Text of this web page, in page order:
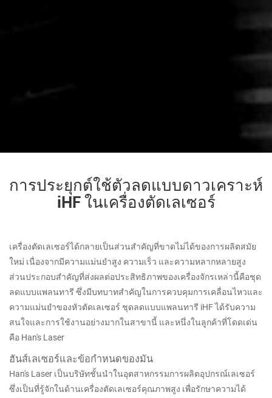
การประยุกต์ใช้ตัวลดแบบดาวเคราะห์
iHF ในเครื่องตัดเลเซอร์
เครื่องตัดเลเซอร์ได้กลายเป็นส่วนสำคัญที่ขาดไม่ได้ของการผลิตสมัย
ใหม่ เนื่องจากมีความแม่นยำสูง ความเร็ว และความหลากหลายสูง
ส่วนประกอบสำคัญที่ส่งผลต่อประสิทธิภาพของเครื่องจักรเหล่านี้คือชุด
ลดแบบแพลนทารี ซึ่งมีบทบาทสำคัญในการควบคุมการเคลื่อนไหวและ
ความแม่นยำของหัวตัดเลเซอร์ ชุดลดแบบแพลนทารี iHF ได้รับความ
สนใจและการใช้งานอย่างมากในสาขานี้ และหนึ่งในลูกค้าที่โดดเด่น
คือ Han's Laser
ฮันส์เลเซอร์และข้อกำหนดของมัน
Han's Laser เป็นบริษัทชั้นนำในอุตสาหกรรมการผลิตอุปกรณ์เลเซอร์
ซึ่งเป็นที่รู้จักในด้านเครื่องตัดเลเซอร์คุณภาพสูง เพื่อรักษาความได้